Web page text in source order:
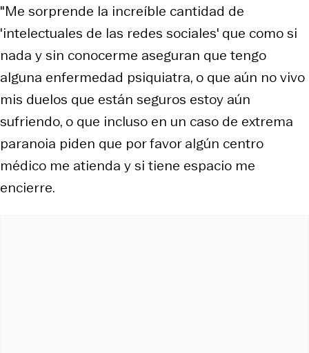
"Me sorprende la increíble cantidad de
'intelectuales de las redes sociales' que como si
nada y sin conocerme aseguran que tengo
alguna enfermedad psiquiatra, o que aún no vivo
mis duelos que están seguros estoy aún
sufriendo, o que incluso en un caso de extrema
paranoia piden que por favor algún centro
médico me atienda y si tiene espacio me
encierre.